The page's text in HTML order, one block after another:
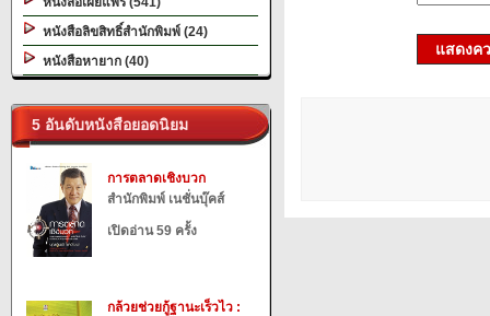
หนังสือลิขสิทธิ์สำนักพิมพ์ (24)
หนังสือหายาก (40)
5 อันดับหนังสือยอดนิยม
การตลาดเชิงบวก
สำนักพิมพ์ เนชั่นบุ๊คส์
เปิดอ่าน 59 ครั้ง
กล้วยช่วยกู้ฐานะเร็วไว :
แสดงค